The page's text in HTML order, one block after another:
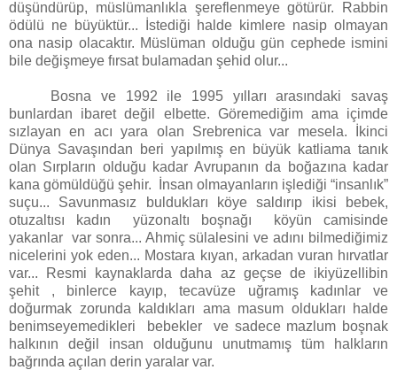
düşündürüp, müslümanlıkla şereflenmeye götürür. Rabbin
ödülü ne büyüktür... İstediği halde kimlere nasip olmayan
ona nasip olacaktır. Müslüman olduğu gün cephede ismini
bile değişmeye fırsat bulamadan şehid olur...
Bosna ve 1992 ile 1995 yılları arasındaki savaş
bunlardan ibaret değil elbette. Göremediğim ama içimde
sızlayan en acı yara olan Srebrenica var mesela. İkinci
Dünya Savaşından beri yapılmış en büyük katliama tanık
olan Sırpların olduğu kadar Avrupanın da boğazına kadar
kana gömüldüğü şehir. İnsan olmayanların işlediği “insanlık”
suçu... Savunmasız buldukları köye saldırıp ikisi bebek,
otuzaltısı kadın yüzonaltı boşnağı köyün camisinde
yakanlar var sonra... Ahmiç sülalesini ve adını bilmediğimiz
nicelerini yok eden... Mostara kıyan, arkadan vuran hırvatlar
var... Resmi kaynaklarda daha az geçse de ikiyüzellibin
şehit , binlerce kayıp, tecavüze uğramış kadınlar ve
doğurmak zorunda kaldıkları ama masum oldukları halde
benimseyemedikleri bebekler ve sadece mazlum boşnak
halkının değil insan olduğunu unutmamış tüm halkların
bağrında açılan derin yaralar var.